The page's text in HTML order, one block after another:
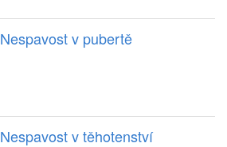
Nespavost v pubertě
Nespavost v těhotenství